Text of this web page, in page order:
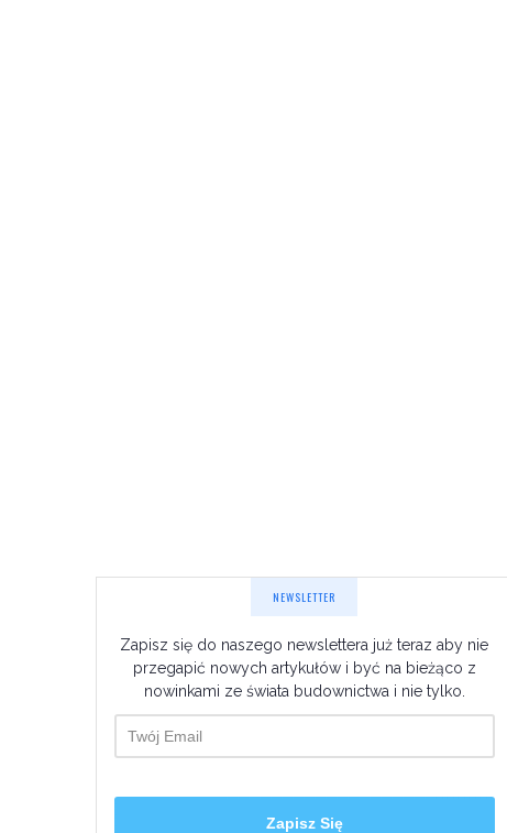
NEWSLETTER
Zapisz się do naszego newslettera już teraz aby nie
przegapić nowych artykułów i być na bieżąco z
nowinkami ze świata budownictwa i nie tylko.